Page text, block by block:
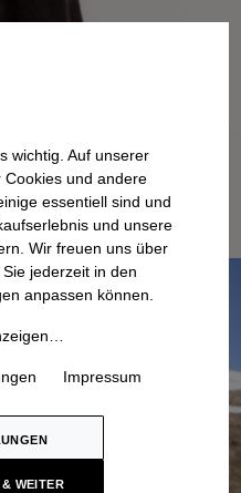
wichtig. Auf unserer
Cookies und andere
essentiell sind und
und unsere
Wir freuen uns über
jederzeit in den
anpassen können.
Impressum
WEITER